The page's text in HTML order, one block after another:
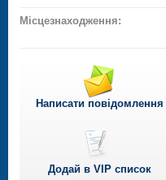
Місцезнаходження:
Написати повідомлення
Додай в VIP список